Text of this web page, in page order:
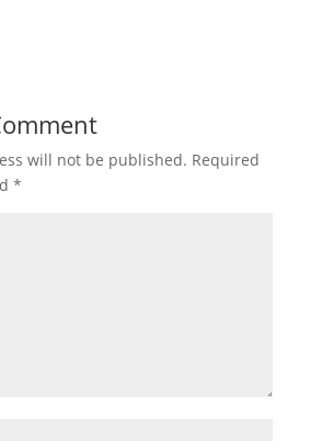
will not be published. Required
*